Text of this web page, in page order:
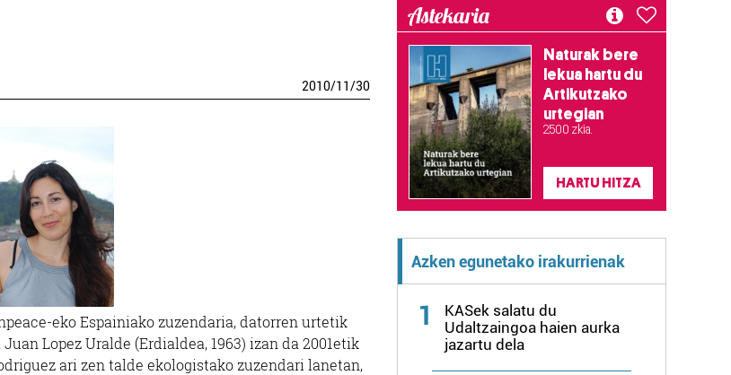
2010/11/30
eko Espainiako zuzendaria, datorren urtetik
Lopez Uralde (Erdialdea, 1963) izan da 2001etik
ari zen talde ekologistako zuzendari lanetan,
Astekaria
Naturak bere
lekua hartu du
Artikutzako
urtegian
2.500 zkia.
HARTU HITZA
Azken egunetako irakurrienak
1
KASek salatu du
Udaltzaingoa haien aurka
jazartu dela